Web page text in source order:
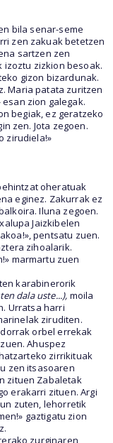
bila senar-seme
zen zakuak betetzen
sartzen zen
izoztu zizkion besoak.
gizon bizardunak.
Maria patata zuritzen
zion galegak.
begiak, ez geratzeko
zen. Jota zegoen.
zirudiela!»
oheratuak
eginez. Zakurrak ez
Iluna zegoen.
Jaizkibelen
pentsatu zuen.
zihoalarik.
marmartu zuen
karabinerorik
dala uste...), moila
Urratsa harri
ziruditen.
orbel errekak
Ahuspez
zirrikituak
zen itsasoaren
zituen Zabaletak
erakarri zituen. Argi
zuten, lehorretik
gaztigatu zion
zurginaren